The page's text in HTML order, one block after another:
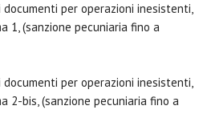
per operazioni inesistenti,
1, (sanzione pecuniaria fino a
per operazioni inesistenti,
2-bis, (sanzione pecuniaria fino a